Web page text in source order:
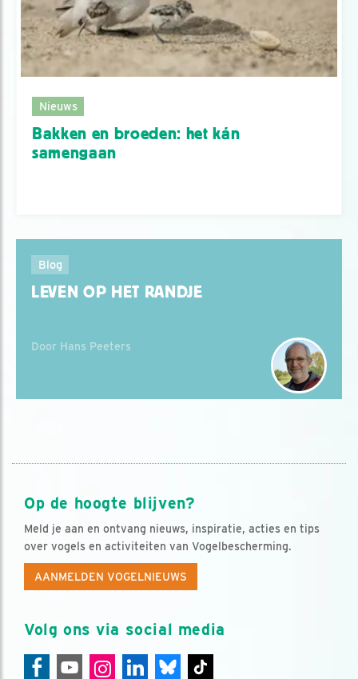
Nieuws
Bakken en broeden: het kán
samengaan
Blog
LEVEN OP HET RANDJE
Door Hans Peeters
Op de hoogte blijven?
Meld je aan en ontvang nieuws, inspiratie, acties en tips
over vogels en activiteiten van Vogelbescherming.
AANMELDEN VOGELNIEUWS
Volg ons via social media